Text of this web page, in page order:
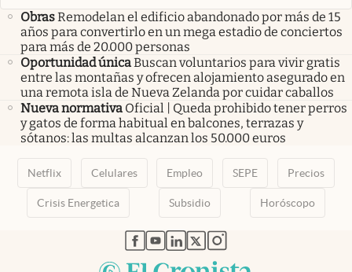
ObrasRemodelan el edificio abandonado por más de 15
años para convertirlo en un mega estadio de conciertos
para más de 20.000 personas
Oportunidad únicaBuscan voluntarios para vivir gratis
entre las montañas y ofrecen alojamiento asegurado en
una remota isla de Nueva Zelanda por cuidar caballos
Nueva normativa Oficial | Queda prohibido tener perros
y gatos de forma habitual en balcones, terrazas y
sótanos: las multas alcanzan los 50.000 euros
Netflix Celulares Empleo SEPE Precios
Crisis Energetica Subsidio Horóscopo
abre en nueva pestaña
abre en nueva pestaña
abre en nueva pestaña
abre en nueva pestaña
abre en nueva pestaña